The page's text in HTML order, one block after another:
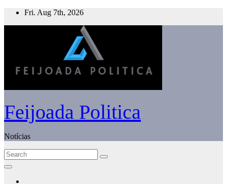
Skip
Fri. Aug 7th, 2026
Feijoada Politica
Notícias